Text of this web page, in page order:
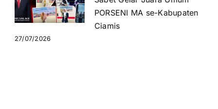
PORSENI MA se-Kabupaten
Ciamis
27/07/2026